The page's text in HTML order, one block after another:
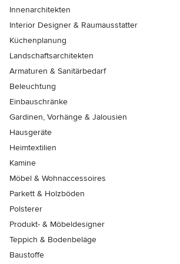
Innenarchitekten
Interior Designer & Raumausstatter
Küchenplanung
Landschaftsarchitekten
Armaturen & Sanitärbedarf
Beleuchtung
Einbauschränke
Gardinen, Vorhänge & Jalousien
Hausgeräte
Heimtextilien
Kamine
Möbel & Wohnaccessoires
Parkett & Holzböden
Polsterer
Produkt- & Möbeldesigner
Teppich & Bodenbeläge
Baustoffe